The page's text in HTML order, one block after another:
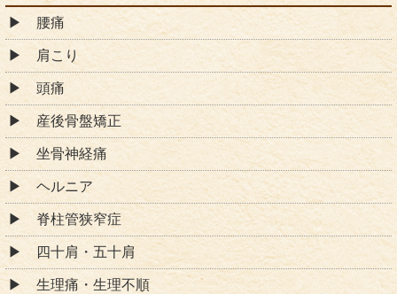
腰痛
肩こり
頭痛
産後骨盤矯正
坐骨神経痛
ヘルニア
脊柱管狭窄症
四十肩・五十肩
生理痛・生理不順